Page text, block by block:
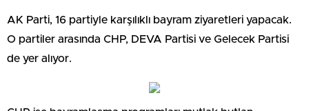
AK Parti, 16 partiyle karşılıklı bayram ziyaretleri yapacak.
O partiler arasında CHP, DEVA Partisi ve Gelecek Partisi
de yer alıyor.